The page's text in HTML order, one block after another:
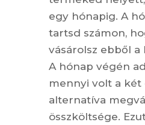
egy hónapig. A
tartsd számon,
vásárolsz ebből
A hónap végén
mennyi volt a két
alternatíva
összköltsége.